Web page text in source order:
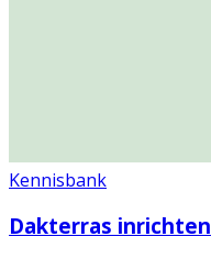
Kennisbank
Dakterras inrichten